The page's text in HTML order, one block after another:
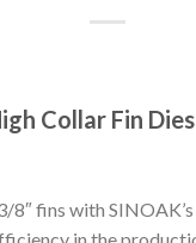
Collar Fin Dies
fins with SINOAK’s